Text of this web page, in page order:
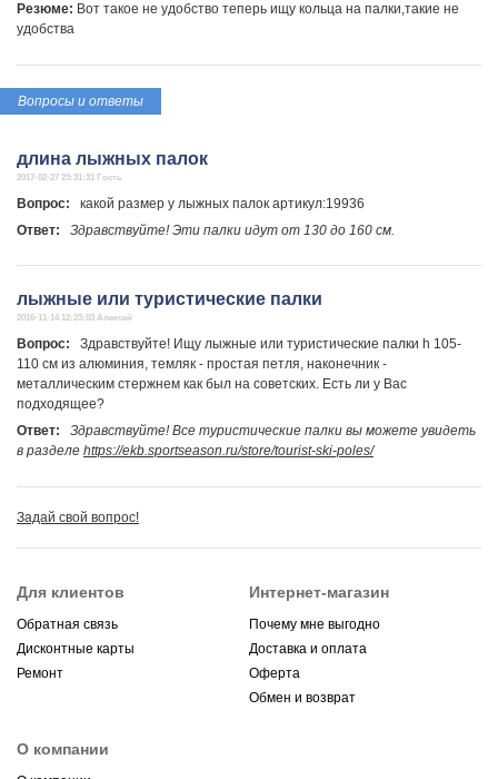
Резюме: Вот такое не удобство теперь ищу кольца на палки,такие не
удобства
Вопросы и ответы
длина лыжных палок
2017-02-27 23:31:31 Гость
Вопрос: какой размер у лыжных палок артикул:19936
Ответ: Здравствуйте! Эти палки идут от 130 до 160 см.
лыжные или туристические палки
2016-11-14 12:23:03 Алексей
Вопрос: Здравствуйте! Ищу лыжные или туристические палки h 105-
110 см из алюминия, темляк - простая петля, наконечник -
металлическим стержнем как был на советских. Есть ли у Вас
подходящее?
Ответ: Здравствуйте! Все туристические палки вы можете увидеть
в разделе https://ekb.sportseason.ru/store/tourist-ski-poles/
Задай свой вопрос!
Для клиентов
Обратная связь
Дисконтные карты
Ремонт
Интернет-магазин
Почему мне выгодно
Доставка и оплата
Оферта
Обмен и возврат
О компании